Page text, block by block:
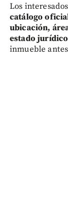
Los
catálogo
ubicación,
estado
inmueble